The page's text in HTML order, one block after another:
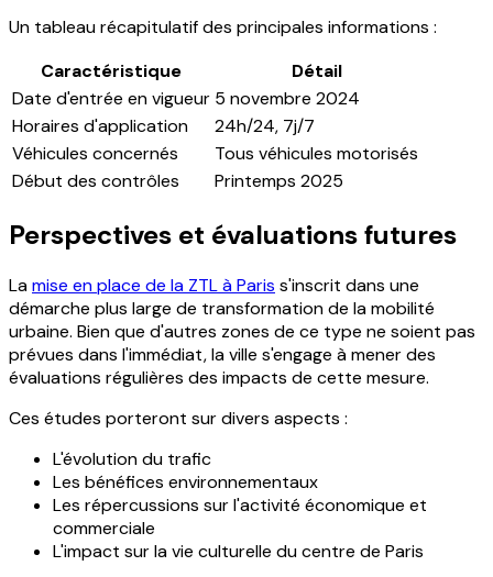
Un tableau récapitulatif des principales informations :
Caractéristique
Détail
Date d'entrée en vigueur 5 novembre 2024
Horaires d'application
24h/24, 7j/7
Véhicules concernés
Tous véhicules motorisés
Début des contrôles
Printemps 2025
Perspectives et évaluations futures
Lamise en place de la ZTL à Paris s'inscrit dans une
démarche plus large de transformation de la mobilité
urbaine. Bien que d'autres zones de ce type ne soient pas
prévues dans l'immédiat, la ville s'engage à mener des
évaluations régulières des impacts de cette mesure.
Ces études porteront sur divers aspects :
L'évolution du trafic
Les bénéfices environnementaux
Les répercussions sur l'activité économique et
commerciale
L'impact sur la vie culturelle du centre de Paris